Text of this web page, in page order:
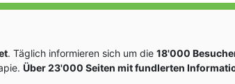
. Täglich informieren sich um die 18'000
Über 23'000 Seiten mit fundlerten